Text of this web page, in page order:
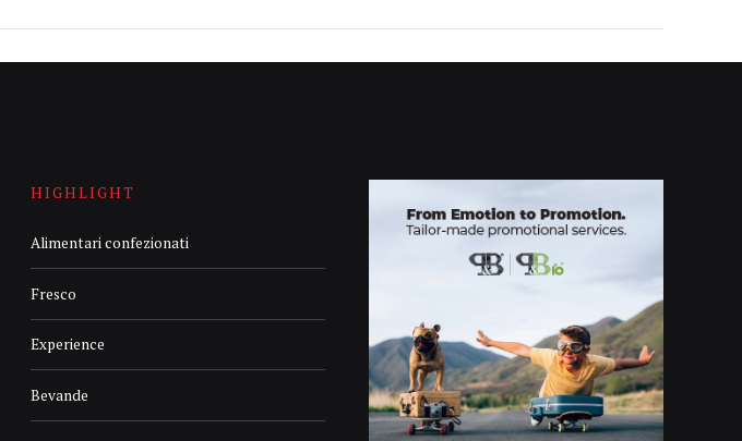
HIGHLIGHT
Alimentari confezionati
Fresco
Experience
Bevande